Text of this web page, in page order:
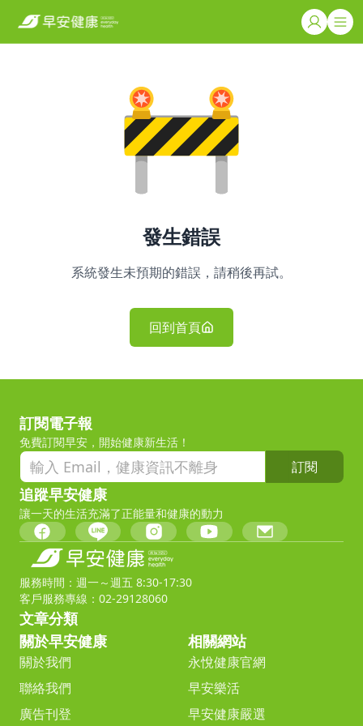
發生錯誤
系統發生未預期的錯誤，請稍後再試。
回到首頁
訂閱電子報
免費訂閱早安，開始健康新生活！
訂閱
追蹤早安健康
讓一天的生活充滿了正能量和健康的動力
服務時間：週一～週五 8:30-17:30
客戶服務專線：02-29128060
文章分類
關於早安健康
關於我們
聯絡我們
廣告刊登
相關網站
永悅健康官網
早安樂活
早安健康嚴選